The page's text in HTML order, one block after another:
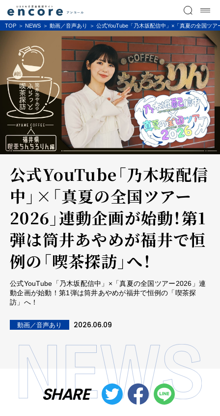
TOP NEWS 動画／音声あり 公式YouTube「乃木坂配信中」×「真夏の全国ツ
公式YouTube「乃木坂配信
中」×「真夏の全国ツアー
2026」連動企画が始動！第1
弾は筒井あやめが福井で恒
例の「喫茶探訪」へ！
公式YouTube「乃木坂配信中」×「真夏の全国ツアー2026」連
動企画が始動！第1弾は筒井あやめが福井で恒例の「喫茶探
訪」へ！
動画／音声あり 2026.06.09
SHARE